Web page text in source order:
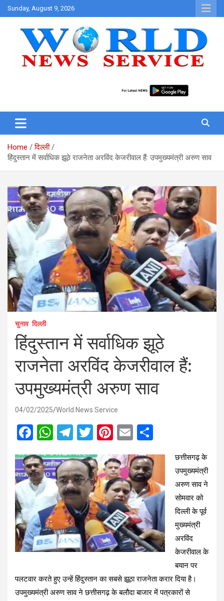
Skip
to
Sunday, August 9, 2026
Home
दिल्ली
हिंदुस्तान में सर्वाधिक झूठे राजनेता अरविंद केजरीवाल हैं: उपमुख्यमंत्री अरुण साव
चुनाव दिल्ली
हिंदुस्तान में सर्वाधिक झूठे
राजनेता अरविंद केजरीवाल हैं:
उपमुख्यमंत्री अरुण साव
04/02/2025 World News Service
F
ce
b
o
o
k
W
at
s
A
p
p
T
e
gr
a
m
T
tt
er
Pi
er
es
t
E
ail ar
e
छत्तीसगढ़ के
उपमुख्यमंत्री
अरुण साव ने
सोमवार को
दिल्ली के पूर्व
मुख्यमंत्री
अरविंद
केजरीवाल के
बयान पर
पलटवार करते हुए उन्हें हिंदुस्तान का सबसे झूठा राजनेता करार दिया है।
उपमुख्यमंत्री अरुण साव ने छत्तीसगढ़ के बलौदा बाजार में पत्रकारों से